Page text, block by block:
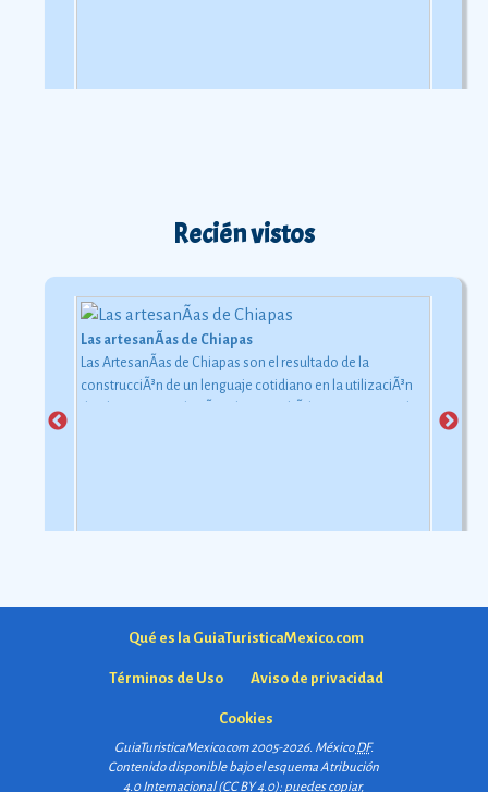
Recién vistos
Las artesanÃ­as de Chiapas
Las ArtesanÃ­as de Chiapas son el resultado de la
construcciÃ³n de un lenguaje cotidiano en la utilizaciÃ³n
Qué es la GuiaTuristicaMexico.com
Términos de Uso Aviso de privacidad
Cookies
GuiaTuristicaMexico.com 2005-2026. MéxicoDF.
Contenido disponible bajo el esquemaAtribución
4.0 Internacional (CC BY 4.0): puedes copiar,